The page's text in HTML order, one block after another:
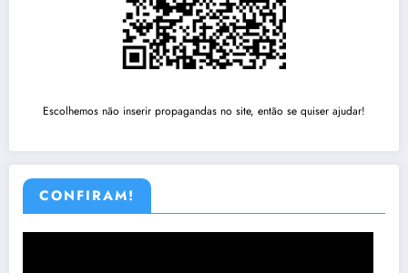
Escolhemos não inserir propagandas no site, então se quiser ajudar!
CONFIRAM!